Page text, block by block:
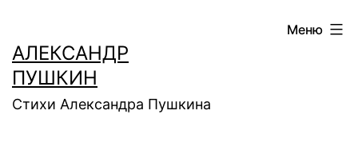
содержимому
АЛЕКСАНДР
ПУШКИН
Стихи Александра Пушкина
Меню